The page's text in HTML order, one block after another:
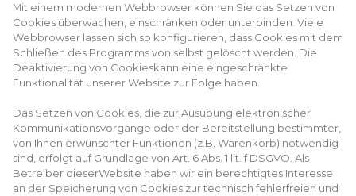
Mit einem modernen Webbrowser können Sie das Setzen von
Cookies überwachen, einschränken oder unterbinden. Viele
Webbrowser lassen sich so konfigurieren, dass Cookies mit dem
Schließen des Programms von selbst gelöscht werden. Die
Deaktivierung von Cookieskann eine eingeschränkte
Funktionalität unserer Website zur Folge haben.
Das Setzen von Cookies, die zur Ausübung elektronischer
Kommunikationsvorgänge oder der Bereitstellung bestimmter,
von Ihnen erwünschter Funktionen (z.B. Warenkorb) notwendig
sind, erfolgt auf Grundlage von Art. 6 Abs. 1 lit. f DSGVO. Als
Betreiber dieserWebsite haben wir ein berechtigtes Interesse
an der Speicherung von Cookies zur technisch fehlerfreien und